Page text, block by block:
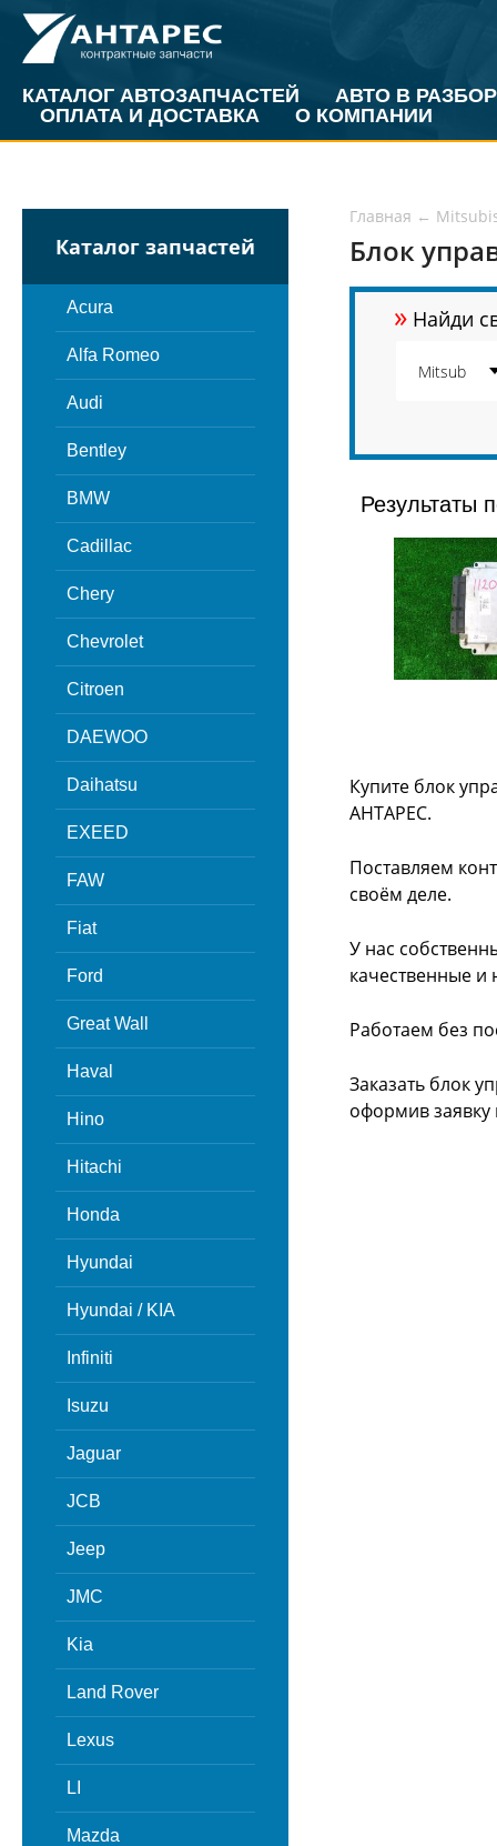
КАТАЛОГ АВТОЗАПЧАСТЕЙ
АВТО В РАЗБОР
ОПЛАТА И ДОСТАВКА
О КОМПАНИИ
Каталог запчастей
Acura
Alfa Romeo
Audi
Bentley
BMW
Cadillac
Chery
Chevrolet
Citroen
DAEWOO
Daihatsu
EXEED
FAW
Fiat
Ford
Great Wall
Haval
Hino
Hitachi
Honda
Hyundai
Hyundai / KIA
Infiniti
Isuzu
Jaguar
JCB
Jeep
JMC
Kia
Land Rover
Lexus
LI
Mazda
Главная ←
Блок
» Найди
Результаты
Купите блок
АНТАРЕС.
Поставляем
своём деле.
У нас
качественные и
Работаем без
Заказать блок
оформив заявку